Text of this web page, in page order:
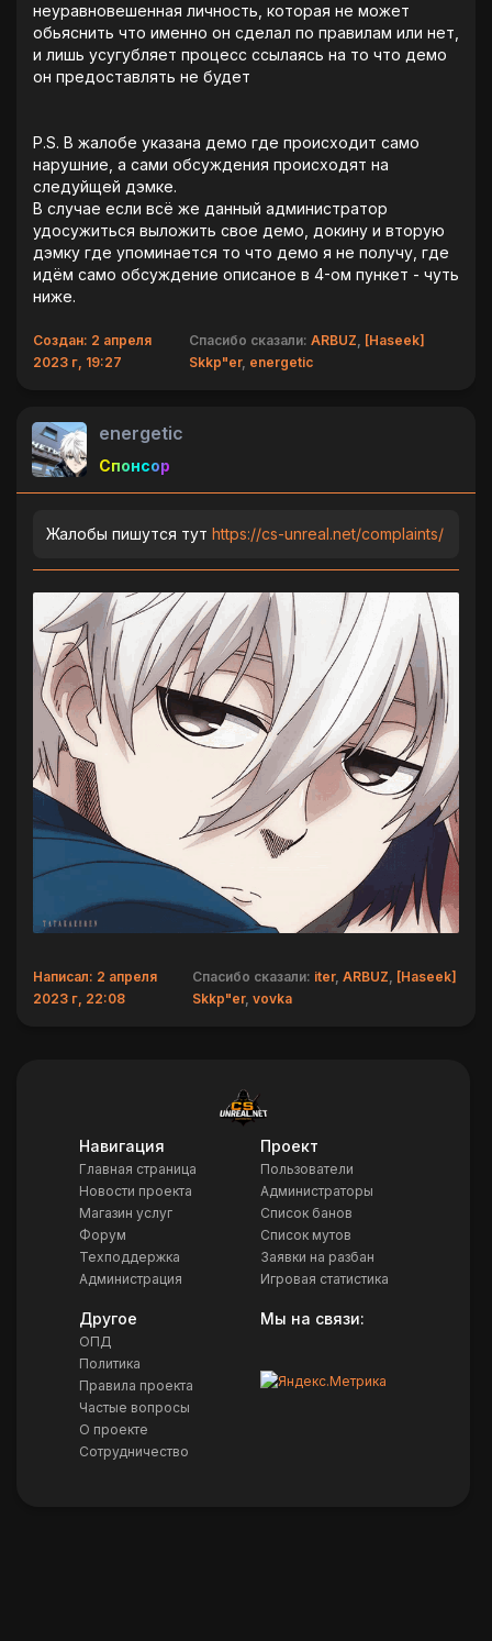
неуравновешенная личность, которая не может
обьяснить что именно он сделал по правилам или нет,
и лишь усугубляет процесс ссылаясь на то что демо
он предоставлять не будет
P.S. В жалобе указана демо где происходит само
нарушние, а сами обсуждения происходят на
следуйщей дэмке.
В случае если всё же данный администратор
удосужиться выложить свое демо, докину и вторую
дэмку где упоминается то что демо я не получу, где
идём само обсуждение описаное в 4-ом пункет - чуть
ниже.
Создан: 2 апреля
2023 г, 19:27
Спасибо сказали:ARBUZ, [Haseek]
Skkp"er, energetic
energetic
Спонсор
Жалобы пишутся тут https://cs-unreal.net/complaints/
Написал: 2 апреля
2023 г, 22:08
Спасибо сказали: iter,ARBUZ, [Haseek]
Skkp"er,vovka
Навигация
Главная страница
Новости проекта
Магазин услуг
Форум
Техподдержка
Администрация
Проект
Пользователи
Администраторы
Список банов
Список мутов
Заявки на разбан
Игровая статистика
Другое
ОПД
Политика
Правила проекта
Частые вопросы
О проекте
Сотрудничество
Мы на связи: